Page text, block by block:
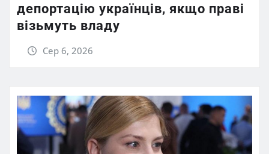
депортацію українців, якщо праві
візьмуть владу
Сер 6, 2026